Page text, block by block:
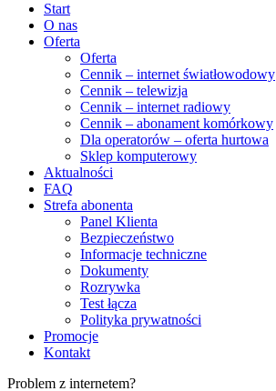
Start
O nas
Oferta
Oferta
Cennik – internet światłowodowy
Cennik – telewizja
Cennik – internet radiowy
Cennik – abonament komórkowy
Dla operatorów – oferta hurtowa
Sklep komputerowy
Aktualności
FAQ
Strefa abonenta
Panel Klienta
Bezpieczeństwo
Informacje techniczne
Dokumenty
Rozrywka
Test łącza
Polityka prywatności
Promocje
Kontakt
Problem z internetem?